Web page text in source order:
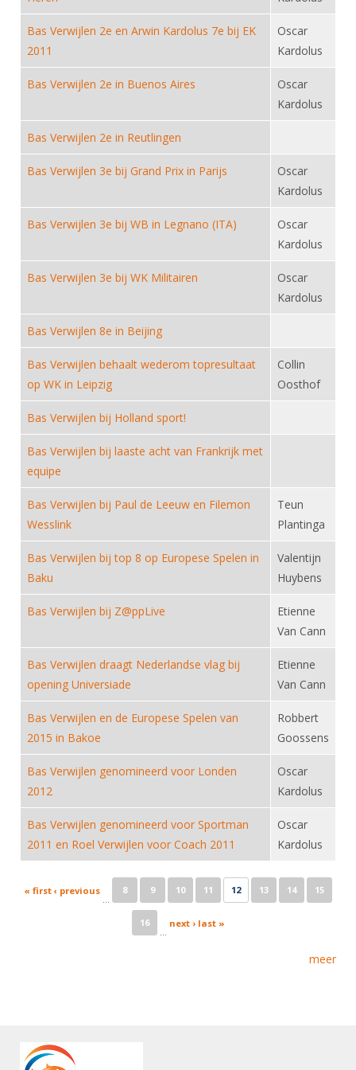
Gebruiksvoorwaarden
Handleiding
Historie
Organisatie
Commissies
Vacatures
Contact
Medewerkers
Samenwerking
Formulieren
Alle Verenigingen
Nieuws
Verenigingsondersteuning
Witte Vlekkenplan
Oprichting Vereniging
Overschrijven leden
Inschrijven
Reglementen
Schermpaspoort
Rolstoelschermen
Wedstrijdkalender
JEC
Wedstrijdorganisatie
Nieuws
Aanvragen van scheidsrechters
Scheidsrechterslijst
Import inschrijvingen uit Nahouw
Verwerk wedstrijduitslagen
NK organiseren
Promotie en logo
Geschiedenis van het schermen
DBT
FBT
Talentontwikkeling
Atletencommissie
Internationale Titeltoernooien
Internationale aanmeldingen
Brassardsysteem
Voor coaches en leraren
Internationale opleidingen
Leraar
Nieuws
Scheidsrechterslijst
Scheidsrechter Documentatie
Opleidingen
Tuchtzaken
Infotheek
Bibliotheek
ALV
Touché
Nieuws
NK organiseren
Bas Verwijlen 2e en Arwin Kardolus 7e bij EK
2011
Oscar
Kardolus
Bas Verwijlen 2e in Buenos Aires
Oscar
Kardolus
Bas Verwijlen 2e in Reutlingen
Bas Verwijlen 3e bij Grand Prix in Parijs
Oscar
Kardolus
Bas Verwijlen 3e bij WB in Legnano (ITA)
Oscar
Kardolus
Bas Verwijlen 3e bij WK Militairen
Oscar
Kardolus
Bas Verwijlen 8e in Beijing
Bas Verwijlen behaalt wederom topresultaat
op WK in Leipzig
Collin
Oosthof
Bas Verwijlen bij Holland sport!
Bas Verwijlen bij laaste acht van Frankrijk met
equipe
Bas Verwijlen bij Paul de Leeuw en Filemon
Wesslink
Teun
Plantinga
Bas Verwijlen bij top 8 op Europese Spelen in
Baku
Valentijn
Huybens
Bas Verwijlen bij Z@ppLive
Etienne
Van Cann
Bas Verwijlen draagt Nederlandse vlag bij
opening Universiade
Etienne
Van Cann
Bas Verwijlen en de Europese Spelen van
2015 in Bakoe
Robbert
Goossens
Bas Verwijlen genomineerd voor Londen
2012
Oscar
Kardolus
Bas Verwijlen genomineerd voor Sportman
2011 en Roel Verwijlen voor Coach 2011
Oscar
Kardolus
Pages
« first ‹ previous
…
8 9 10 11 12 13 14 15
16
…
next › last »
meer